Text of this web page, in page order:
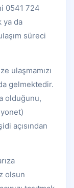
0541 724
ya da
süreci
ulaşmamızı
gelmektedir.
olduğunu,
açısından
olsun